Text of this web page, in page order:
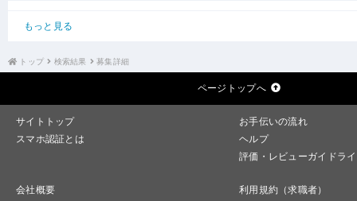
もっと見る
トップ 検索結果 募集詳細
ページトップへ
サイトトップ
お手伝いの流れ
スマホ認証とは
ヘルプ
評価・レビューガイドラ
会社概要
利用規約（求職者）